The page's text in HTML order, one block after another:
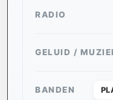
RADIO
GELUID /
BANDEN